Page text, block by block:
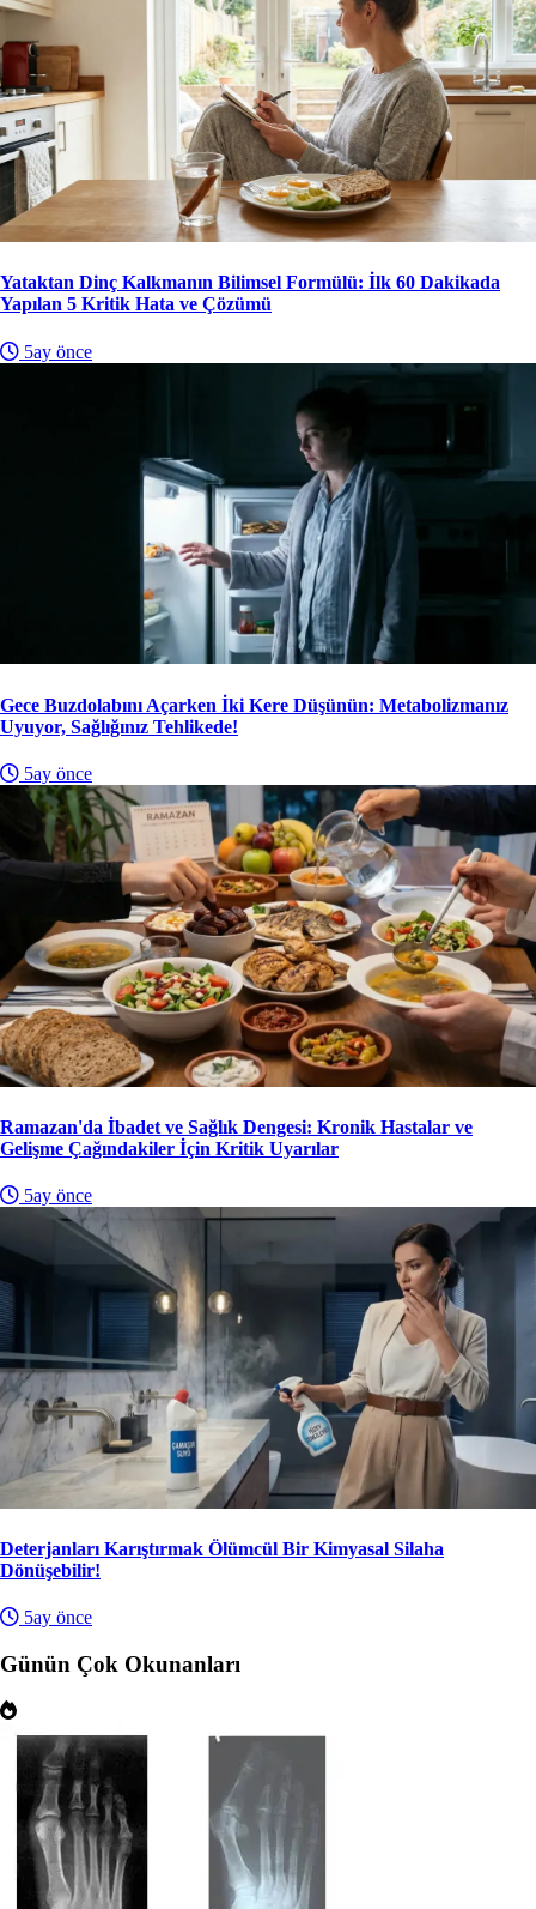
Yataktan Dinç Kalkmanın Bilimsel Formülü: İlk 60 Dakikada
Yapılan 5 Kritik Hata ve Çözümü
5ay önce
Gece Buzdolabını Açarken İki Kere Düşünün: Metabolizmanız
Uyuyor, Sağlığınız Tehlikede!
5ay önce
Ramazan'da İbadet ve Sağlık Dengesi: Kronik Hastalar ve
Gelişme Çağındakiler İçin Kritik Uyarılar
5ay önce
Deterjanları Karıştırmak Ölümcül Bir Kimyasal Silaha
Dönüşebilir!
5ay önce
Günün Çok Okunanları